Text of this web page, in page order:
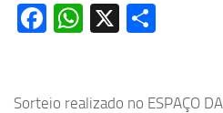
Facebook
WhatsApp
X
Sorteio realizado no ESPAÇO